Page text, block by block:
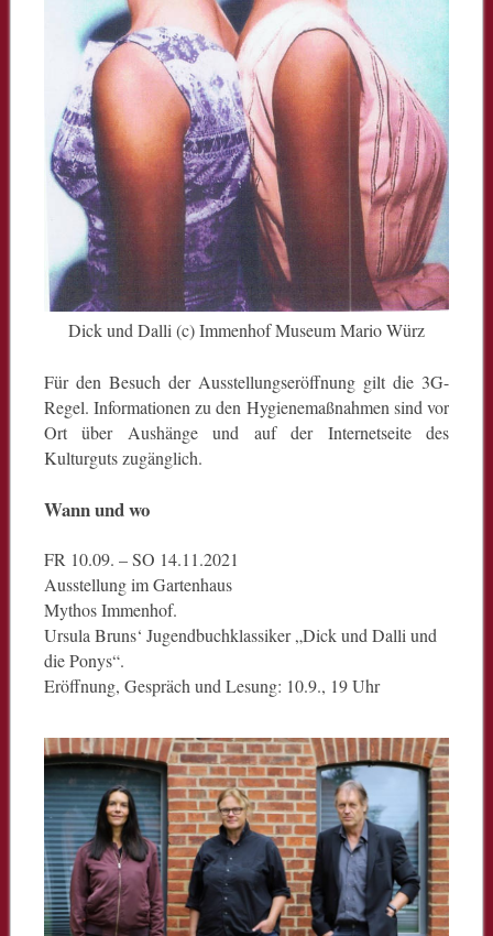
Dick und Dalli (c) Immenhof Museum Mario Würz
Für den Besuch der Ausstellungseröffnung gilt die 3G-
Regel. Informationen zu den Hygienemaßnahmen sind vor
Ort über Aushänge und auf der Internetseite des
Kulturguts zugänglich.
Wann und wo
FR 10.09. – SO 14.11.2021
Ausstellung im Gartenhaus
Mythos Immenhof.
Ursula Bruns‘ Jugendbuchklassiker „Dick und Dalli und
die Ponys“.
Eröffnung, Gespräch und Lesung: 10.9., 19 Uhr